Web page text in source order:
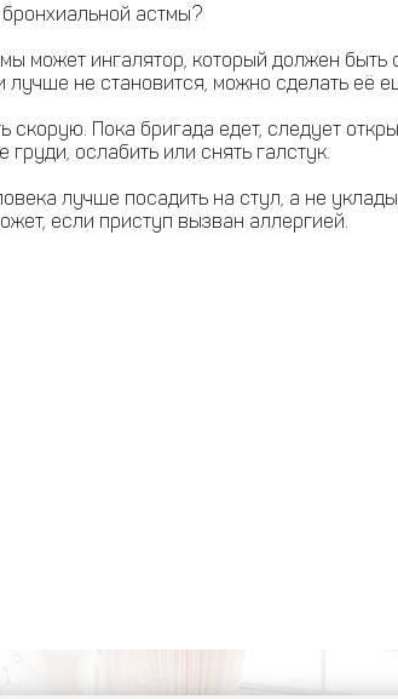
астмы?
может ингалятор, который должен быть
лучше не становится, можно сделать её
скорую. Пока бригада едет, следует
ослабить или снять галстук.
лучше посадить на стул, а не
если приступ вызван аллергией.